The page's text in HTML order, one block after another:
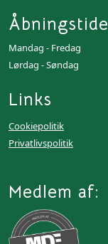
Mandag - Fredag
Lørdag - Søndag
Links
Cookiepolitik
Privatlivspolitik
Medlem af: